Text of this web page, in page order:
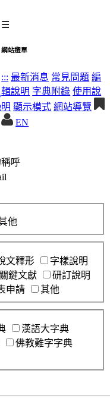
☰
網站選單
::: 最新消息 常見問題 編
輯說明 字典附錄 使用說
明 顯示模式 網站導覽
EN
呼
他
文釋形
字樣說明
關鍵文獻
研訂說明
申請 其他
漢語大字典
佛教難字字典